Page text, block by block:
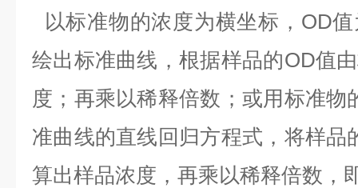
以标准物的浓度为横坐标，OD
绘出标准曲线，根据样品的OD值
度；再乘以稀释倍数 ；或用标准
准曲线的直线回归方程式，将样品
算出样品浓度，再乘以稀释倍数 ，